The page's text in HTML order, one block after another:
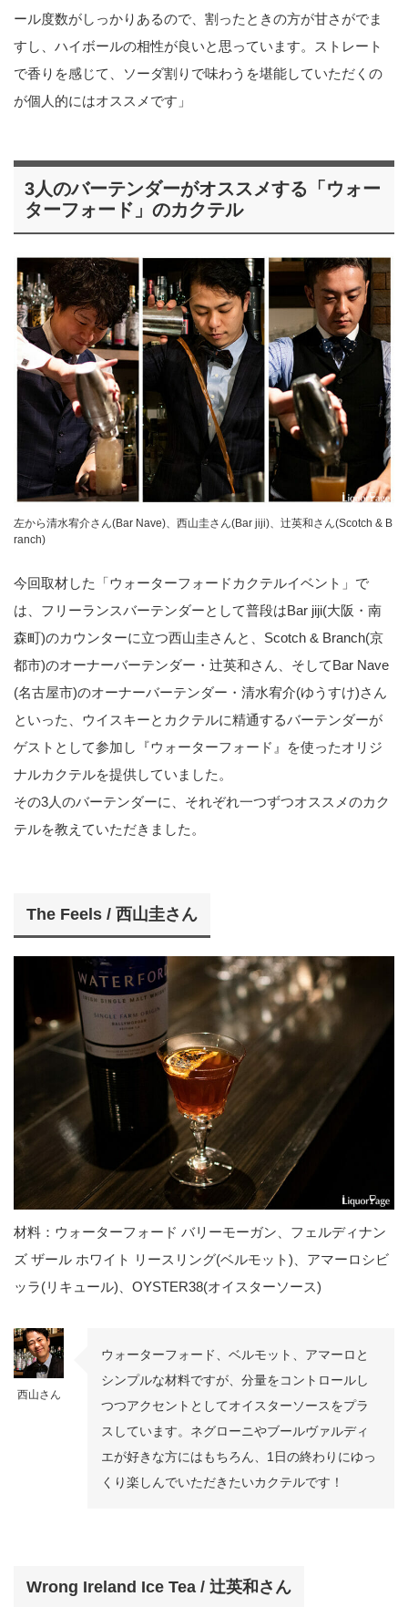
ール度数がしっかりあるので、割ったときの方が甘さがでま
すし、ハイボールの相性が良いと思っています。ストレート
で香りを感じて、ソーダ割りで味わうを堪能していただくの
が個人的にはオススメです」
3人のバーテンダーがオススメする「ウォー
ターフォード」のカクテル
左から清水宥介さん(Bar Nave)、西山圭さん(Bar jiji)、辻英和さん(Scotch & B
ranch)
今回取材した「ウォーターフォードカクテルイベント」で
は、フリーランスバーテンダーとして普段はBar jiji(大阪・南
森町)のカウンターに立つ西山圭さんと、Scotch & Branch(京
都市)のオーナーバーテンダー・辻英和さん、そしてBar Nave
(名古屋市)のオーナーバーテンダー・清水宥介(ゆうすけ)さん
といった、ウイスキーとカクテルに精通するバーテンダーが
ゲストとして参加し『ウォーターフォード』を使ったオリジ
ナルカクテルを提供していました。
その3人のバーテンダーに、それぞれ一つずつオススメのカク
テルを教えていただきました。
The Feels / 西山圭さん
材料：ウォーターフォード バリーモーガン、フェルディナン
ズ ザール ホワイト リースリング(ベルモット)、アマーロシビ
ッラ(リキュール)、OYSTER38(オイスターソース)
西山さん
ウォーターフォード、ベルモット、アマーロと
シンプルな材料ですが、分量をコントロールし
つつアクセントとしてオイスターソースをプラ
スしています。ネグローニやブールヴァルディ
エが好きな方にはもちろん、1日の終わりにゆっ
くり楽しんでいただきたいカクテルです！
Wrong Ireland Ice Tea / 辻英和さん